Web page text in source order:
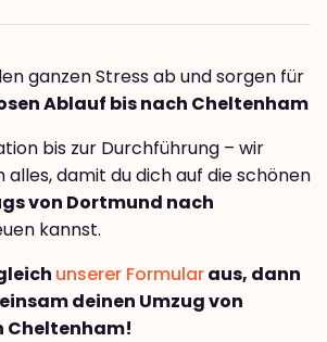
ganzen Stress ab und sorgen für
Ablauf bis nach Cheltenham
bis zur Durchführung – wir
alles, damit du dich auf die schönen
von Dortmund nach
kannst.
unserer Formularaus, dann
deinen Umzug von
Cheltenham!